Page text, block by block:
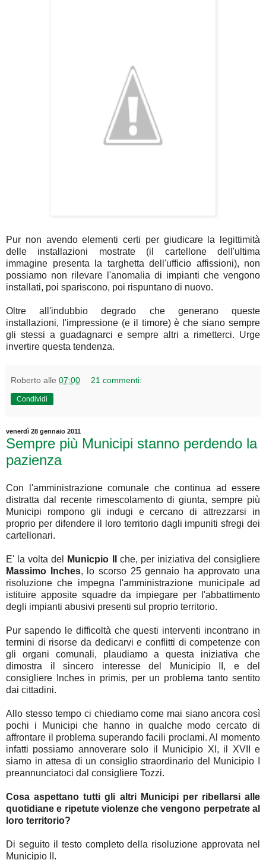
Pur non avendo elementi certi per giudicare la legittimità
delle installazioni mostrate (il cartellone dell'ultima
immagine presenta la targhetta dell'ufficio affissioni), non
possiamo non rilevare l'anomalia di impianti che vengono
installati, poi spariscono, poi rispuntano di nuovo.
Oltre all'indubbio degrado che generano queste
installazioni, l'impressione (e il timore) è che siano sempre
gli stessi a guadagnarci e sempre altri a rimetterci. Urge
invertire questa tendenza.
Roberto alle 07:00 21 commenti:
Condividi
venerdì 28 gennaio 2011
Sempre più Municipi stanno perdendo la
pazienza
Con l'amministrazione comunale che continua ad essere
distratta dal recente rimescolamento di giunta, sempre più
Municipi rompono gli indugi e cercano di attrezzarsi in
proprio per difendere il loro territorio dagli impuniti sfregi dei
cartellonari.
E' la volta del Municpio II
che, per iniziativa del consigliere
Massimo Inches, lo scorso 25 gennaio ha approvato una
risoluzione che impegna l'amministrazione municipale ad
istituire apposite squadre da impiegare per l'abbattimento
degli impianti abusivi presenti sul proprio territorio.
Pur sapendo le difficoltà che questi interventi incontrano in
termini di risorse da dedicarvi e conflitti di competenze con
gli organi comunali, plaudiamo a questa iniziativa che
dimostra il sincero interesse del Municipio II, e del
consigliere Inches in primis, per un problema tanto sentito
dai cittadini.
Allo stesso tempo ci chiediamo come mai siano ancora così
pochi i Municipi che hanno in qualche modo cercato di
affrontare il problema superando facili proclami. Al momento
infatti possiamo annoverare solo il Municipio XI, il XVII e
siamo in attesa di un consiglio straordinario del Municipio I
preannunciatoci dal consigliere Tozzi.
Cosa aspettano tutti gli altri Municipi per ribellarsi alle
quotidiane e ripetute violenze che vengono perpetrate al
loro territorio?
Di seguito il testo completo della risoluzione approvata nel
Municipio II.